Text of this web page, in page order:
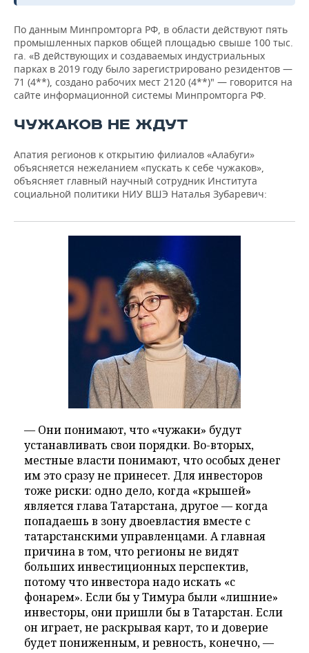
По данным Минпромторга РФ, в области действуют пять
промышленных парков общей площадью свыше 100 тыс.
га. «В действующих и создаваемых индустриальных
парках в 2019 году было зарегистрировано резидентов —
71 (4**), создано рабочих мест 2120 (4**)" — говорится на
сайте информационной системы Минпромторга РФ.
ЧУЖАКОВ НЕ ЖДУТ
Апатия регионов к открытию филиалов «Алабуги»
объясняется нежеланием «пускать к себе чужаков»,
объясняет главный научный сотрудник Института
социальной политики НИУ ВШЭ Наталья Зубаревич:
— Они понимают, что «чужаки» будут
устанавливать свои порядки. Во-вторых,
местные власти понимают, что особых денег
им это сразу не принесет. Для инвесторов
тоже риски: одно дело, когда «крышей»
является глава Татарстана, другое — когда
попадаешь в зону двоевластия вместе с
татарстанскими управленцами. А главная
причина в том, что регионы не видят
больших инвестиционных перспектив,
потому что инвестора надо искать «с
фонарем». Если бы у Тимура были «лишние»
инвесторы, они пришли бы в Татарстан. Если
он играет, не раскрывая карт, то и доверие
будет пониженным, и ревность, конечно, —